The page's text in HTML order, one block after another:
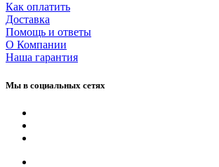
Как оплатить
Доставка
Помощь и ответы
О Компании
Наша гарантия
Мы в социальных сетях